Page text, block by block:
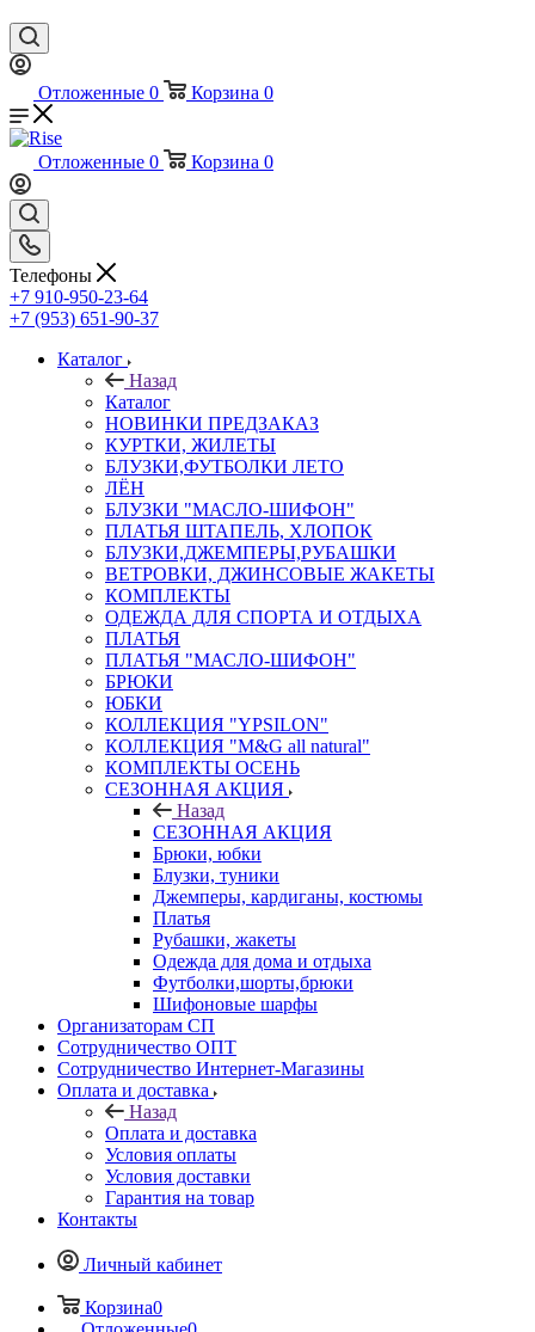
Отложенные 0 Корзина 0
Отложенные 0 Корзина 0
Телефоны
+7 910-950-23-64
+7 (953) 651-90-37
Каталог
Назад
Каталог
НОВИНКИ ПРЕДЗАКАЗ
КУРТКИ, ЖИЛЕТЫ
БЛУЗКИ,ФУТБОЛКИ ЛЕТО
ЛЁН
БЛУЗКИ "МАСЛО-ШИФОН"
ПЛАТЬЯ ШТАПЕЛЬ, ХЛОПОК
БЛУЗКИ,ДЖЕМПЕРЫ,РУБАШКИ
ВЕТРОВКИ, ДЖИНСОВЫЕ ЖАКЕТЫ
КОМПЛЕКТЫ
ОДЕЖДА ДЛЯ СПОРТА И ОТДЫХА
ПЛАТЬЯ
ПЛАТЬЯ "МАСЛО-ШИФОН"
БРЮКИ
ЮБКИ
КОЛЛЕКЦИЯ "YPSILON"
КОЛЛЕКЦИЯ "M&G all natural"
КОМПЛЕКТЫ ОСЕНЬ
СЕЗОННАЯ АКЦИЯ
Назад
СЕЗОННАЯ АКЦИЯ
Брюки, юбки
Блузки, туники
Джемперы, кардиганы, костюмы
Платья
Рубашки, жакеты
Одежда для дома и отдыха
Футболки,шорты,брюки
Шифоновые шарфы
Организаторам СП
Сотрудничество ОПТ
Сотрудничество Интернет-Магазины
Оплата и доставка
Назад
Оплата и доставка
Условия оплаты
Условия доставки
Гарантия на товар
Контакты
Личный кабинет
Корзина0